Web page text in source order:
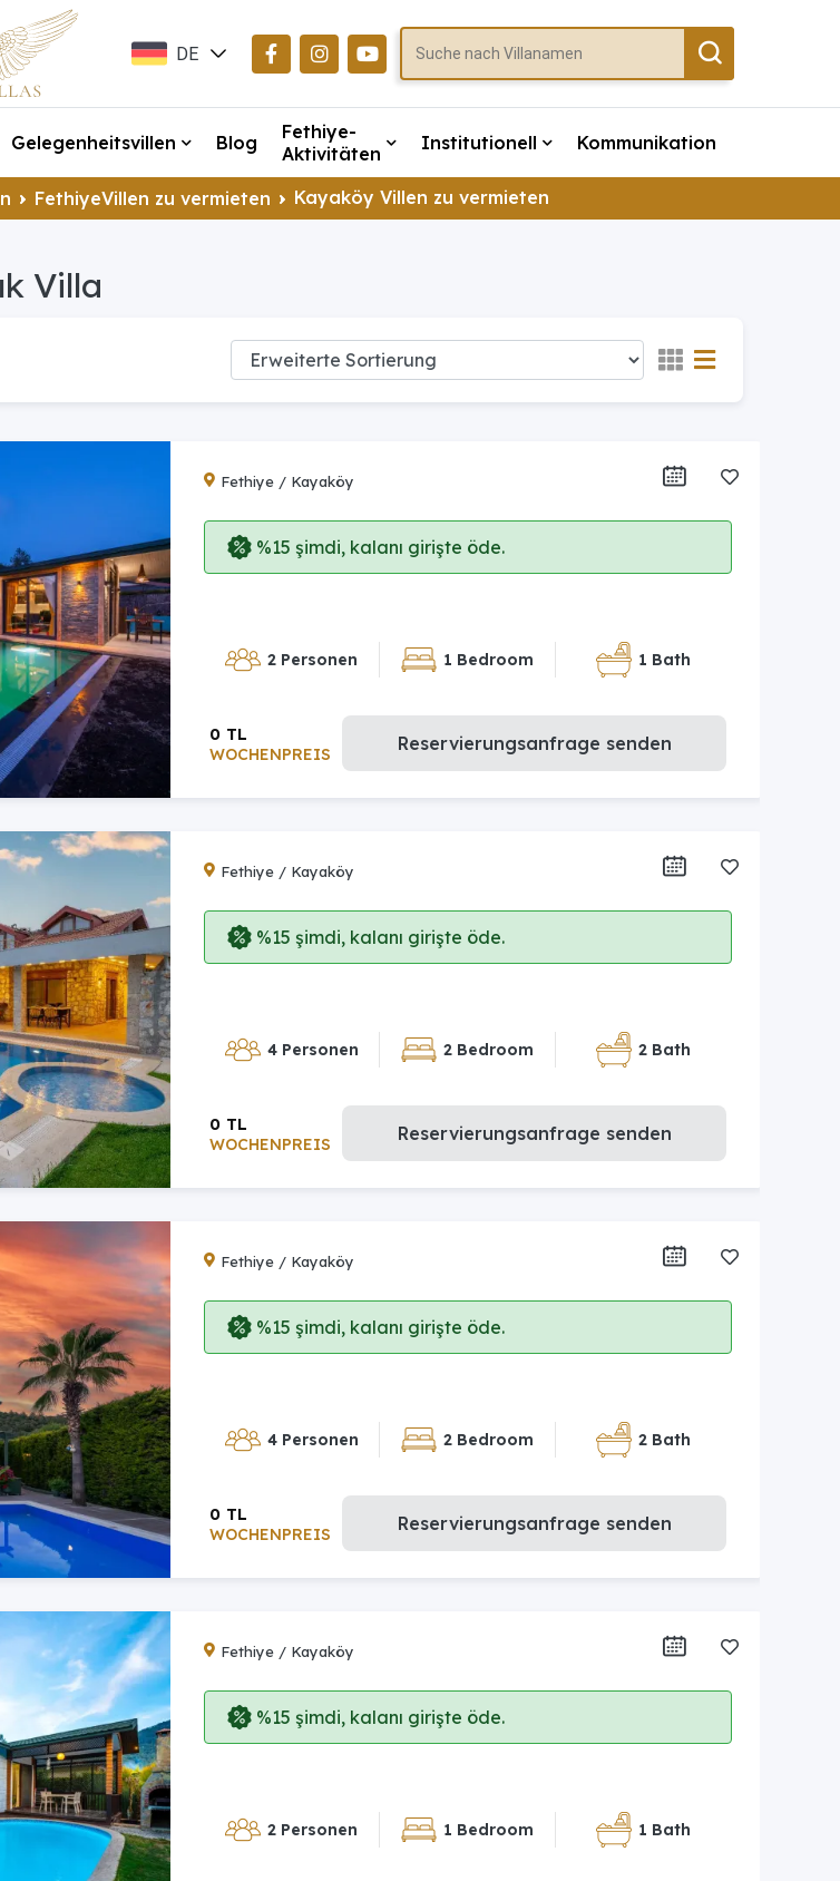
DE
TR
Gelegenheitsvillen Blog
Fethiye-
Aktivitäten
Institutionell Kommunikation
FethiyeVillen zu vermieten Kayaköy Villen zu vermieten
Villa
Fethiye / Kayaköy
%15 şimdi, kalanı girişte öde.
2 Personen 1 Bedroom 1 Bath
WOCHENPREIS
0 TL Reservierungsanfrage senden
Fethiye / Kayaköy
%15 şimdi, kalanı girişte öde.
4 Personen 2 Bedroom 2 Bath
WOCHENPREIS
0 TL Reservierungsanfrage senden
Fethiye / Kayaköy
%15 şimdi, kalanı girişte öde.
4 Personen 2 Bedroom 2 Bath
WOCHENPREIS
0 TL Reservierungsanfrage senden
Fethiye / Kayaköy
%15 şimdi, kalanı girişte öde.
2 Personen 1 Bedroom 1 Bath